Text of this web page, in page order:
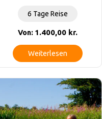
6 Tage Reise
Von: 1.400,00 kr.
Weiterlesen